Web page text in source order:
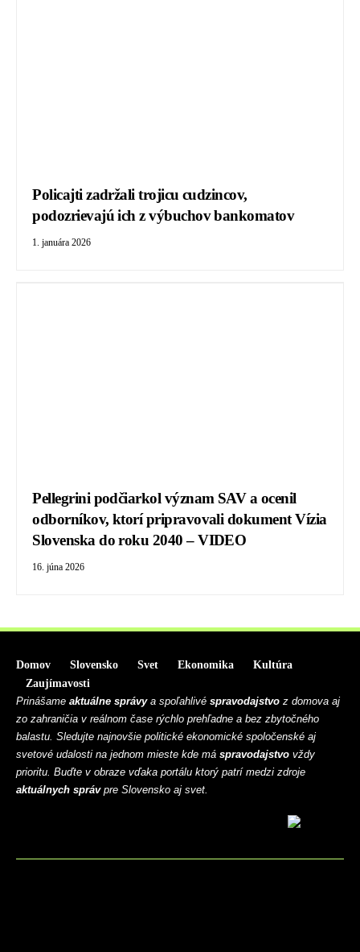
Policajti zadržali trojicu cudzincov,
podozrievajú ich z výbuchov bankomatov
1. januára 2026
Pellegrini podčiarkol význam SAV a ocenil
odborníkov, ktorí pripravovali dokument Vízia
Slovenska do roku 2040 – VIDEO
16. júna 2026
Domov Slovensko Svet Ekonomika
Kultúra
Zaujímavosti
Prinášame aktuálne správya spoľahlivé spravodajstvo z domova aj
zo zahraničia v reálnom čase rýchlo prehľadne a bez zbytočného
balastu. Sledujte najnovšie politické ekonomické spoločenské aj
svetové udalosti na jednom mieste kde má spravodajstvo vždy
prioritu. Buďte v obraze vďaka portálu ktorý patrí medzi zdroje
aktuálnych správpre Slovensko aj svet.